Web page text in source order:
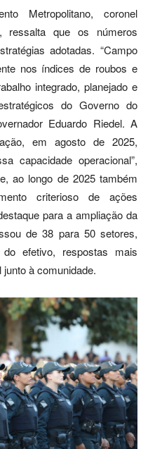
Metropolitano, coronel
ressalta que os números
adotadas. “Campo
nos índices de roubos e
integrado, planejado e
do Governo do
Eduardo Riedel. A
em agosto de 2025,
capacidade operacional”,
ao longo de 2025 também
criterioso de ações
para a ampliação da
de 38 para 50 setores,
do efetivo, respostas mais
à comunidade.